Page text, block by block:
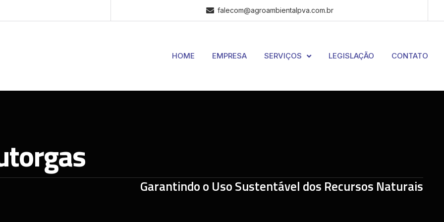
falecom@agroambientalpva.com.br
HOME EMPRESA SERVIÇOS LEGISLAÇÃO CONTATO
Garantindo o Uso Sustentável dos Recursos Naturais